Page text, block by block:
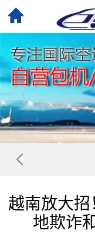
越南放大
地欺诈